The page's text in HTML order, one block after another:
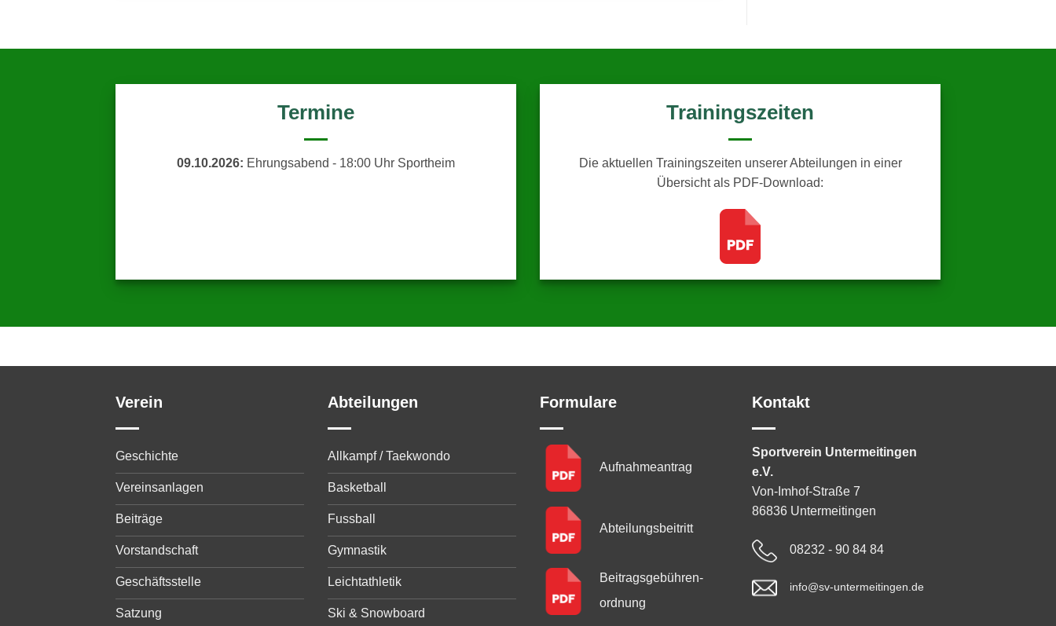
Termine
09.10.2026: Ehrungsabend - 18:00 Uhr Sportheim
Trainingszeiten
Die aktuellen Trainingszeiten unserer Abteilungen in einer
Übersicht als PDF-Download:
Verein
Geschichte
Vereinsanlagen
Beiträge
Vorstandschaft
Geschäftsstelle
Satzung
Abteilungen
Allkampf / Taekwondo
Basketball
Fussball
Gymnastik
Leichtathletik
Ski & Snowboard
Formulare
Aufnahmeantrag
Abteilungsbeitritt
Beitragsgebühren­
ordnung
Kontakt
Sportverein Untermeitingen
e.V.
Von-Imhof-Straße 7
86836 Untermeitingen
08232 - 90 84 84
info@sv-untermeitingen.de